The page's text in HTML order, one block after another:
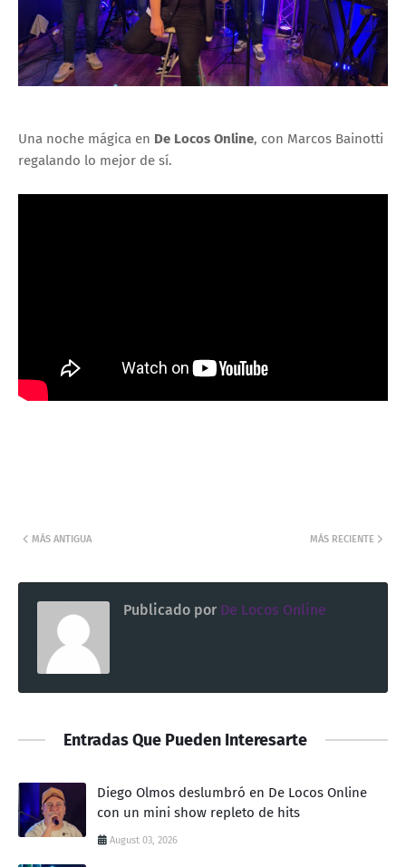
Una noche mágica en De Locos Online, con Marcos Bainotti
regalando lo mejor de sí.
MÁS RECIENTE
MÁS ANTIGUA
Publicado por De Locos Online
Entradas Que Pueden Interesarte
Diego Olmos deslumbró en De Locos Online
con un mini show repleto de hits
August 03, 2026